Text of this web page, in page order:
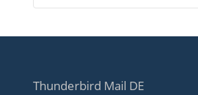
Thunderbird Mail DE